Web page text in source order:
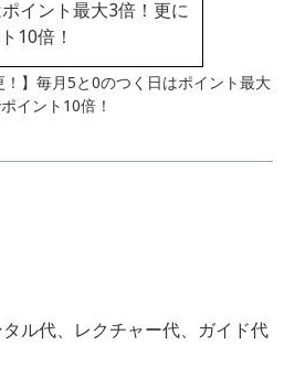
！】毎月5と0のつく日はポイント最大
イント10倍！
ル代、レクチャー代、ガイド代